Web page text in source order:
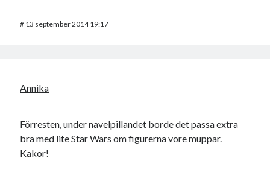
# 13 september 2014 19:17
Annika
Förresten, under navelpillandet borde det passa extra
bra med liteStar Wars om figurerna vore muppar.
Kakor!